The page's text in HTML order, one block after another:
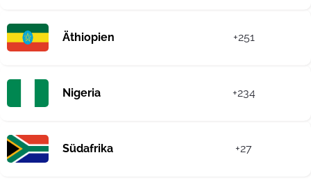
Äthiopien +251
Nigeria +234
Südafrika +27